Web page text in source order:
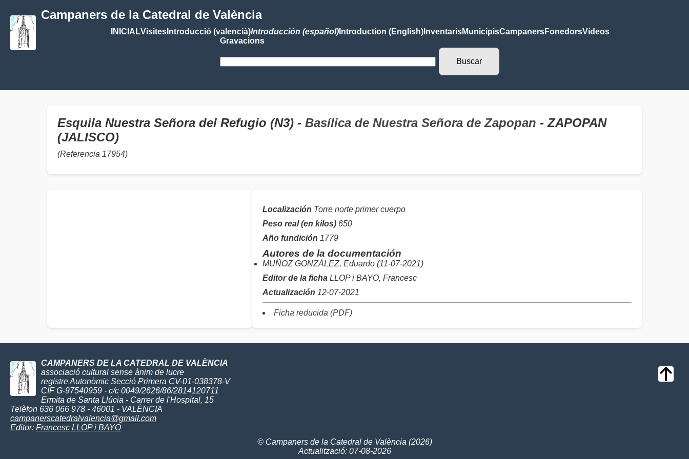
Campaners de la Catedral de València
INICIALVisitesIntroducció (valencià)Introducción (español)Introduction (English)InventarisMunicipisCampanersFonedorsVídeos
Gravacions
Esquila Nuestra Señora del Refugio (N3) - Basílica de Nuestra Señora de Zapopan - ZAPOPAN
(JALISCO)
(Referencia 17954)
Localización Torre norte primer cuerpo
Peso real (en kilos) 650
Año fundición 1779
Autores de la documentación
MUÑOZ GONZÁLEZ, Eduardo (11-07-2021)
Editor de la ficha LLOP i BAYO, Francesc
Actualización 12-07-2021
Ficha reducida (PDF)
CAMPANERS DE LA CATEDRAL DE VALÈNCIA
associació cultural sense ànim de lucre
registre Autonòmic Secció Primera CV-01-038378-V
CIF G-97540959 - c/c 0049/2626/86/2814120711
Ermita de Santa Llúcia - Carrer de l'Hospital, 15
Telèfon 636 066 978 - 46001 - VALÈNCIA
campanerscatedralvalencia@gmail.com
Editor: Francesc LLOP i BAYO
© Campaners de la Catedral de València (2026)
Actualització: 07-08-2026